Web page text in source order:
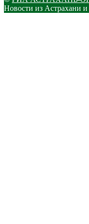
Новости из Астрахани и